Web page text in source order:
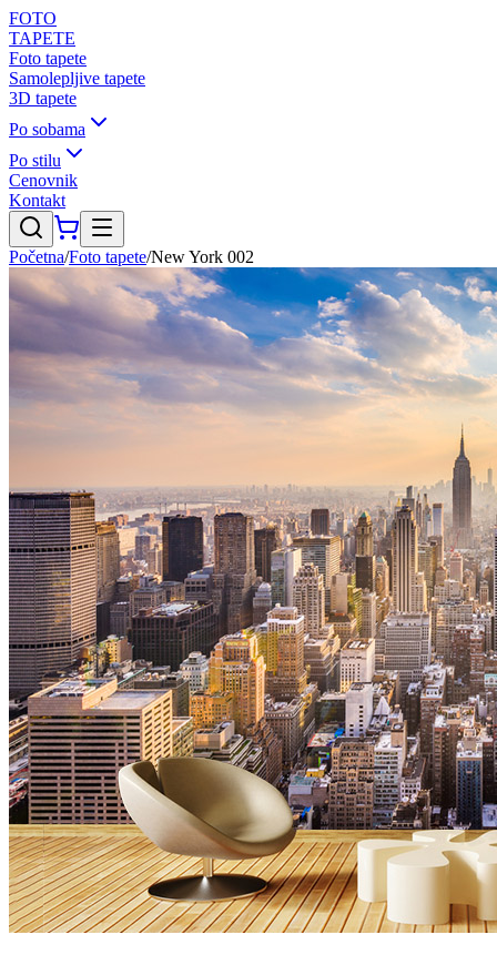
FOTO
TAPETE
Foto tapete
Samolepljive tapete
3D tapete
Po sobama
Po stilu
Cenovnik
Kontakt
Početna/Foto tapete/New York 002